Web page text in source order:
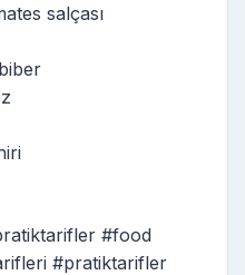
salçası
#food
#pratiktarifler